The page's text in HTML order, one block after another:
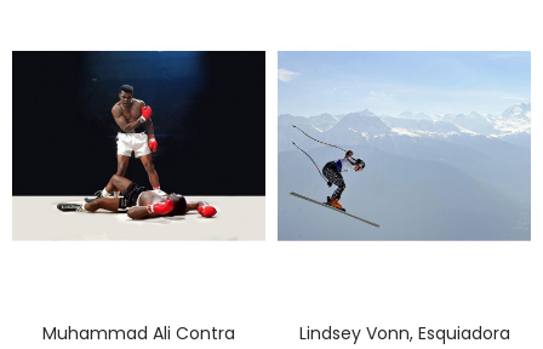
Muhammad Ali Contra
Lindsey Vonn, Esquiadora